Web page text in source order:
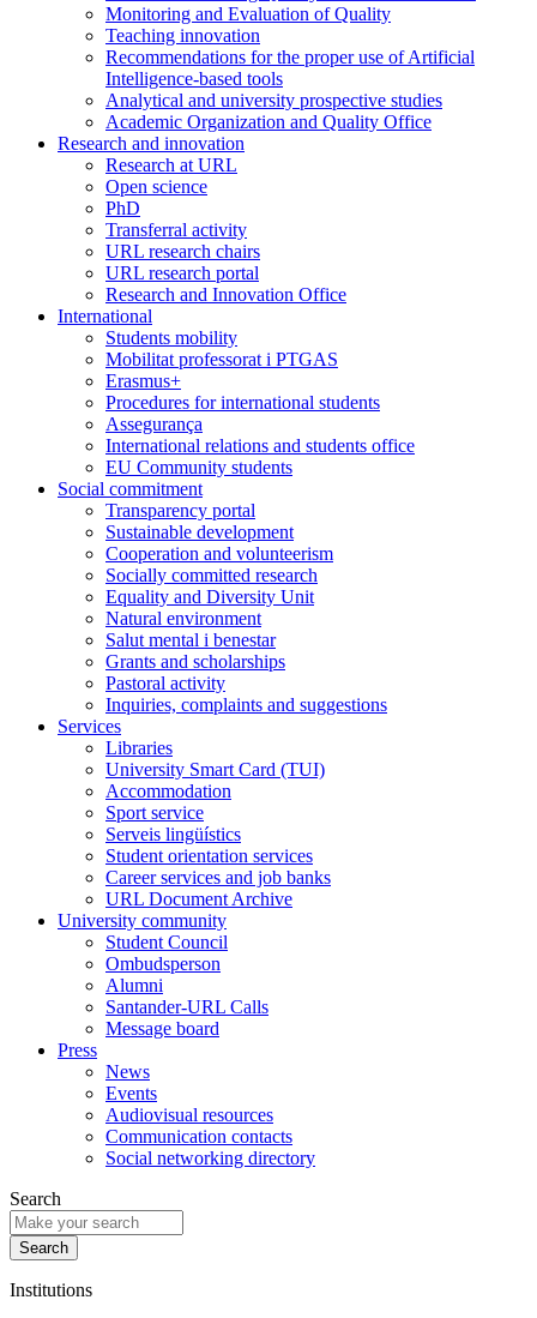
Monitoring and Evaluation of Quality
Teaching innovation
Recommendations for the proper use of Artificial
Intelligence-based tools
Analytical and university prospective studies
Academic Organization and Quality Office
Research and innovation
Research at URL
Open science
PhD
Transferral activity
URL research chairs
URL research portal
Research and Innovation Office
International
Students mobility
Mobilitat professorat i PTGAS
Erasmus+
Procedures for international students
Assegurança
International relations and students office
EU Community students
Social commitment
Transparency portal
Sustainable development
Cooperation and volunteerism
Socially committed research
Equality and Diversity Unit
Natural environment
Salut mental i benestar
Grants and scholarships
Pastoral activity
Inquiries, complaints and suggestions
Services
Libraries
University Smart Card (TUI)
Accommodation
Sport service
Serveis lingüístics
Student orientation services
Career services and job banks
URL Document Archive
University community
Student Council
Ombudsperson
Alumni
Santander-URL Calls
Message board
Press
News
Events
Audiovisual resources
Communication contacts
Social networking directory
Search
Institutions